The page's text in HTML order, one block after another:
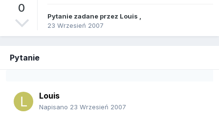
0
Pytanie zadane przez Louis
23 Wrzesień 2007
Pytanie
Louis
Napisano 23 Wrzesień 2007